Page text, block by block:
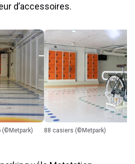
d’accessoires.
(©Metpark) 88 casiers (©Metpark)